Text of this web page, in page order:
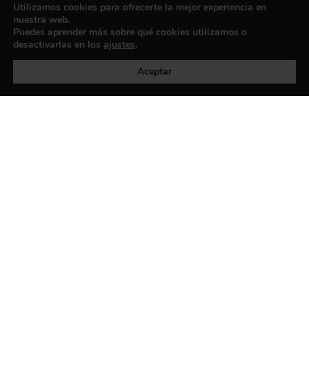
Política de privacidad
development byInfmedia
Utilizamos cookies para ofrecerte la mejor experiencia en
nuestra web.
Puedes aprender más sobre qué cookies utilizamos o
desactivarlas en los ajustes.
Aceptar